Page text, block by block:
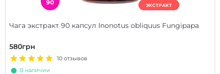
90 ЭКСТРАКТ
Чага экстракт 90 капсул Inonotus obliquus Fungipapa
580грн
10 отзывов
⬤ В наличии